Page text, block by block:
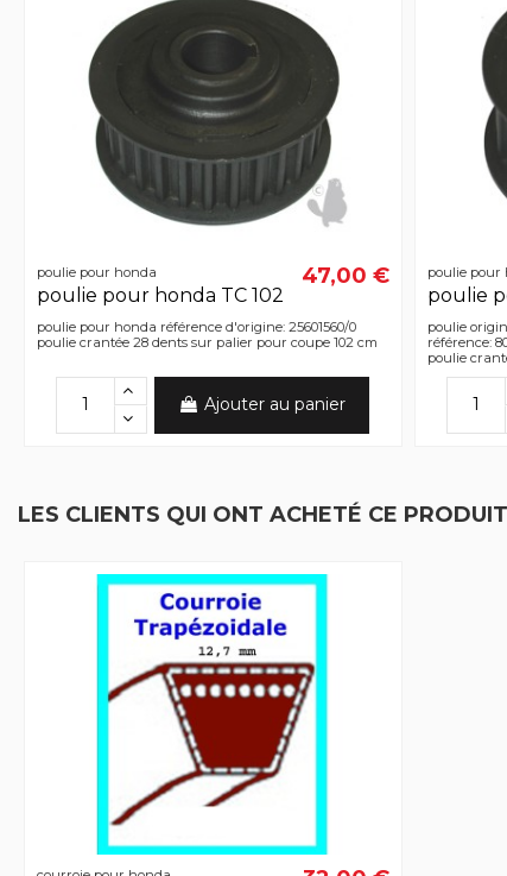
poulie pour honda
poulie pour honda TC 102
47,00 €
poulie pour honda référence d'origine: 25601560/0
poulie crantée 28 dents sur palier pour coupe 102 cm
Ajouter au panier
poulie pour
poulie
poulie
référence:
poulie
LES CLIENTS QUI ONT ACHETÉ CE